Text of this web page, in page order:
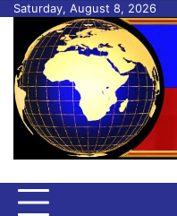
Skip
content
Saturday, August 8, 2026